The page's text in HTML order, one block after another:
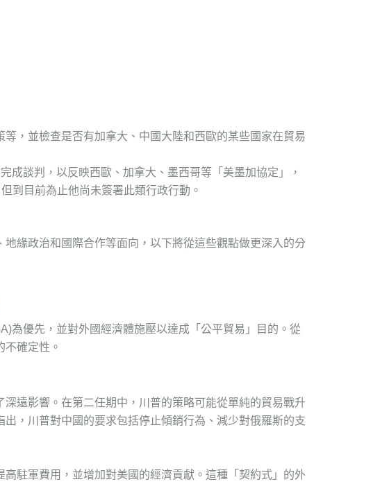
，並檢查是否有加拿大、中國大陸和西歐的某些國家在貿易
成談判，以反映西歐、加拿大、墨西哥等「美墨加協定」，
到目前為止他尚未簽署此類行政行動。
緣政治和國際合作等面向，以下將從這些觀點做更深入的分
為優先，並對外國經濟體施壓以達成「公平貿易」目的。從
確定性。
遠影響。在第二任期中，川普的策略可能從單純的貿易戰升
，川普對中國的要求包括停止傾銷行為、減少對俄羅斯的支
駐軍費用，並增加對美國的經濟貢獻。這種「契約式」的外